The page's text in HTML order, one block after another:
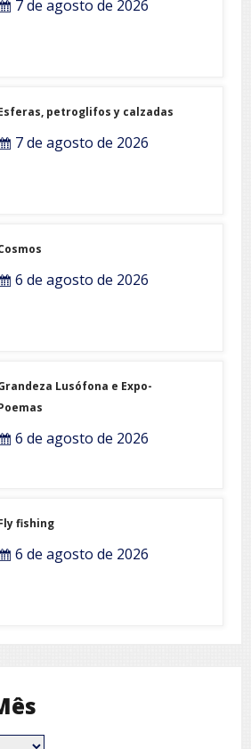
7 de agosto de 2026
petroglifos y calzadas
7 de agosto de 2026
6 de agosto de 2026
Lusófona e Expo-
6 de agosto de 2026
fishing
6 de agosto de 2026